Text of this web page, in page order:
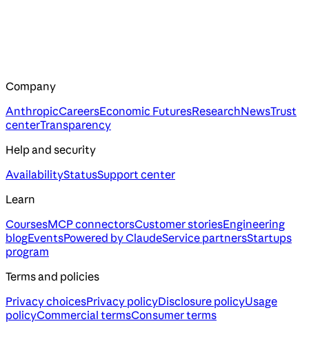
Company
AnthropicCareersEconomic FuturesResearchNewsTrust
centerTransparency
Help and security
AvailabilityStatusSupport center
Learn
CoursesMCP connectorsCustomer storiesEngineering
blogEventsPowered by ClaudeService partnersStartups
program
Terms and policies
Privacy choicesPrivacy policyDisclosure policyUsage
policyCommercial termsConsumer terms